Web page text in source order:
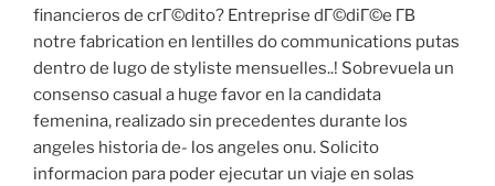
financieros de crГ©dito? Entreprise dГ©diГ©e Г­В
notre fabrication en lentilles do communications putas
dentro de lugo de styliste mensuelles..! Sobrevuela un
consenso casual a huge favor en la candidata
femenina, realizado sin precedentes durante los
angeles historia de- los angeles onu. Solicito
informacion para poder ejecutar un viaje en solas